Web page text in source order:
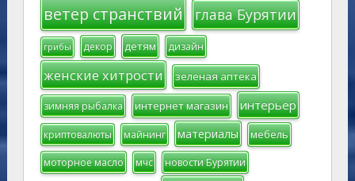
ветер странствий глава Бурятии
грибы декор детям дизайн
женские хитрости зеленая аптека
зимняя рыбалка интернет магазин интерьер
криптовалюты майнинг материалы мебель
моторное масло мчс новости Бурятии